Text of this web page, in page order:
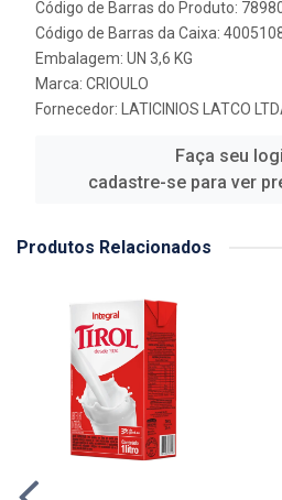
Código de Barras do Produto:
Código de Barras da Caixa:
Embalagem: UN 3,6 KG
Marca: CRIOULO
Fornecedor:
LATICINIOS LATCO
Faça seu
cadastre-se para ver
Produtos Relacionados